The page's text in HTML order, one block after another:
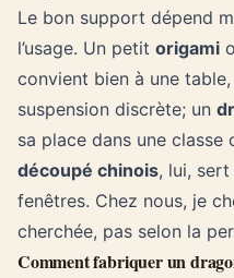
Le bon support dépend
l’usage. Un petit origami
convient bien à une
suspension discrète; un
sa place dans une classe
découpé chinois, lui,
fenêtres. Chez nous, je
cherchée, pas selon la
Comment fabriquer un